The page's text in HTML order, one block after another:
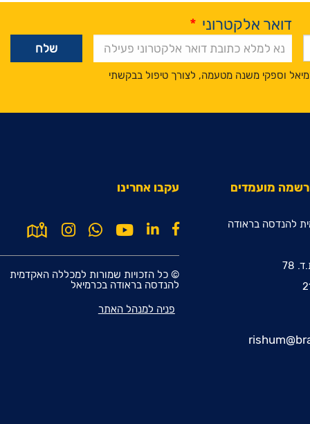
דואר אלקטרוני *
וספקי משנה מטעמה, לצורך טיפול בבקשתי
מועמדים
להנדסה בראודה
עקבו אחרינו
© כל הזכויות שמורות למכללה האקדמית
להנדסה בראודה בכרמיאל
פניה למנהל האתר